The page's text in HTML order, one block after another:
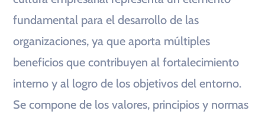
fundamental para el desarrollo de las
organizaciones, ya que aporta múltiples
beneficios que contribuyen al fortalecimiento
interno y al logro de los objetivos del entorno.
Se compone de los valores, principios y normas